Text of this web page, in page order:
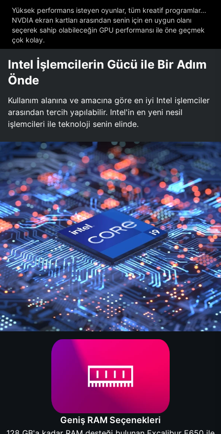
Yüksek performans isteyen oyunlar, tüm kreatif programlar...
NVDIA ekran kartları arasından senin için en uygun olanı
seçerek sahip olabileceğin GPU performansı ile öne geçmek
çok kolay.
Intel İşlemcilerin Gücü ile Bir Adım
Önde
Kullanım alanına ve amacına göre en iyi Intel işlemciler
arasından tercih yapılabilir. Intel'in en yeni nesil
işlemcileri ile teknoloji senin elinde.
Geniş RAM Seçenekleri